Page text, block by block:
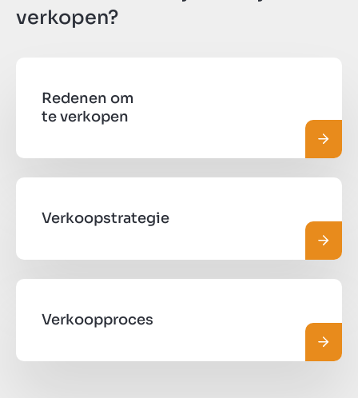
verkopen?
Redenen om
te verkopen
Lees
Verkoopstrategie
Lees
Verkoopproces
Lees